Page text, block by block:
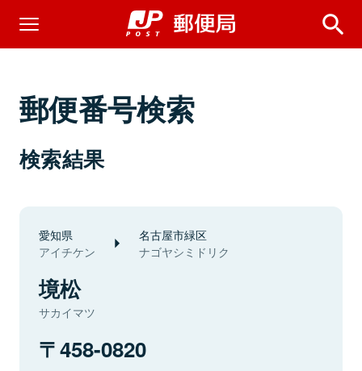
郵便番号検索
検索結果
愛知県
アイチケン
名古屋市緑区
ナゴヤシミドリク
境松
サカイマツ
458-0820